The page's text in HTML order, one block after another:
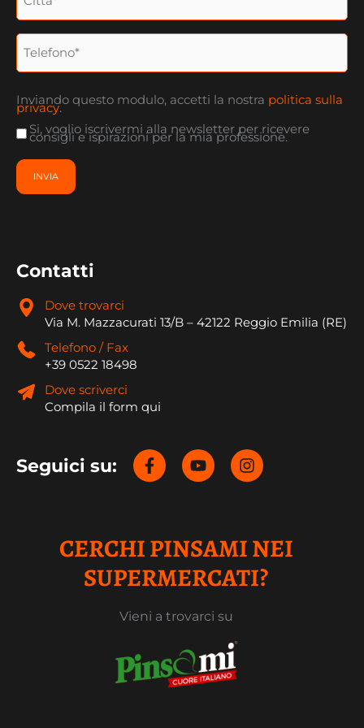
Telefono
privacy
Inviando questo modulo, accetti la nostra politica sulla
privacy.
Si, voglio iscrivermi alla newsletter per ricevere
consigli e ispirazioni per la mia professione.
Contatti
Dove trovarci
Via M. Mazzacurati 13/B – 42122 Reggio Emilia (RE)
Telefono / Fax
+39 0522 18498
Dove scriverci
Compila il form qui
Seguici su:
CERCHI PINSAMI NEI
SUPERMERCATI?
Vieni a trovarci su